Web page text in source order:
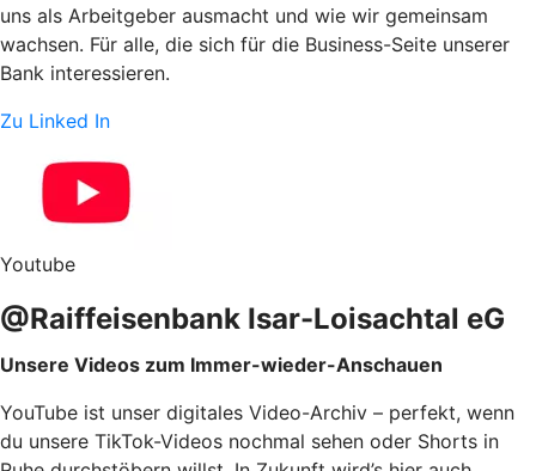
uns als Arbeitgeber ausmacht und wie wir gemeinsam
wachsen. Für alle, die sich für die Business-Seite unserer
Bank interessieren.
Zu Linked In
Youtube
@Raiffeisenbank Isar-Loisachtal eG
Unsere Videos zum Immer-wieder-Anschauen
YouTube ist unser digitales Video-Archiv – perfekt, wenn
du unsere TikTok-Videos nochmal sehen oder Shorts in